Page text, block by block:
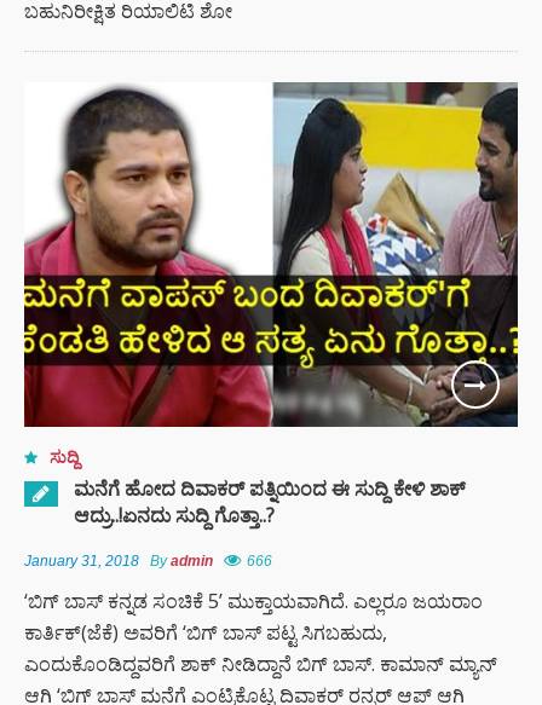
ಬಹುನಿರೀಕ್ಷಿತ ರಿಯಾಲಿಟಿ ಶೋ
ಸುದ್ದಿ
ಮನೆಗೆ ಹೋದ ದಿವಾಕರ್ ಪತ್ನಿಯಿಂದ ಈ ಸುದ್ದಿ ಕೇಳಿ ಶಾಕ್
ಆದ್ರು..!ಏನದು ಸುದ್ದಿ ಗೊತ್ತಾ..?
January 31, 2018 Byadmin 666
‘ಬಿಗ್ ಬಾಸ್ ಕನ್ನಡ ಸಂಚಿಕೆ 5’ ಮುಕ್ತಾಯವಾಗಿದೆ. ಎಲ್ಲರೂ ಜಯರಾಂ
ಕಾರ್ತಿಕ್(ಜೆಕೆ) ಅವರಿಗೆ ‘ಬಿಗ್ ಬಾಸ್ ಪಟ್ಟ ಸಿಗಬಹುದು,
ಎಂದುಕೊಂಡಿದ್ದವರಿಗೆ ಶಾಕ್ ನೀಡಿದ್ದಾನೆ ಬಿಗ್ ಬಾಸ್. ಕಾಮಾನ್ ಮ್ಯಾನ್
ಆಗಿ ‘ಬಿಗ್ ಬಾಸ್ ಮನೆಗೆ ಎಂಟ್ರಿಕೊಟ್ಟ ದಿವಾಕರ್ ರನ್ನರ್ ಆಪ್ ಆಗಿ